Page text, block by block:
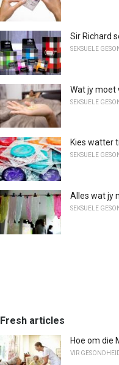
Sir Richard
SEKSUELE
Wat jy moet
SEKSUELE
Kies watter
SEKSUELE
Alles wat jy
SEKSUELE
Fresh articles
Hoe om die
VIR